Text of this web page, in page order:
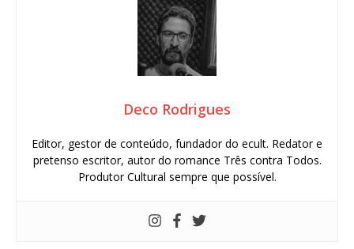
Deco Rodrigues
Editor, gestor de conteúdo, fundador do ecult. Redator e
pretenso escritor, autor do romance Três contra Todos.
Produtor Cultural sempre que possível.